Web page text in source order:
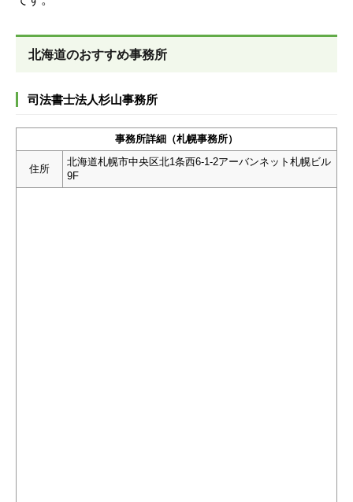
北海道のおすすめ事務所
司法書士法人杉山事務所
事務所詳細（札幌事務所）
住所
北海道札幌市中央区北1条西6-1-2アーバンネット札幌ビル
9F